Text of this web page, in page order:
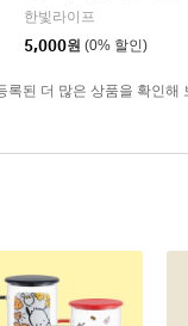
크
한빛라이프
5,000원 (0% 할인)
록된 더 많은 상품을 확인해